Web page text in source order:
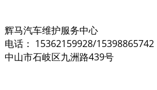
辉马汽车维护服务中心
电话： 15362159928/15398865742
中山市石岐区九洲路439号